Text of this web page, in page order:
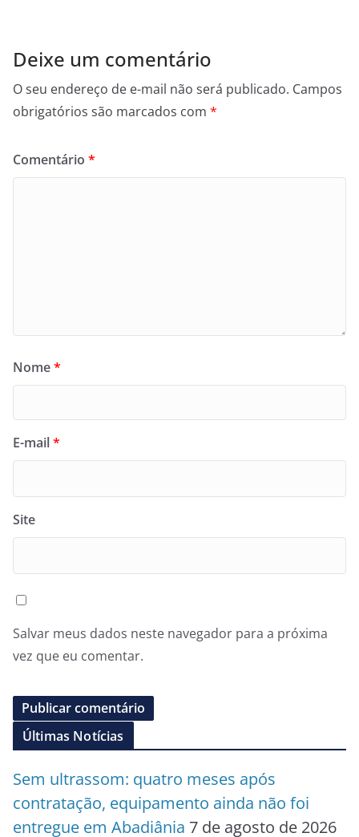
Deixe um comentário
O seu endereço de e-mail não será publicado. Campos
obrigatórios são marcados com *
Comentário *
Nome*
E-mail*
Site
Salvar meus dados neste navegador para a próxima
vez que eu comentar.
Últimas Notícias
Sem ultrassom: quatro meses após
contratação, equipamento ainda não foi
entregue em Abadiânia 7 de agosto de 2026